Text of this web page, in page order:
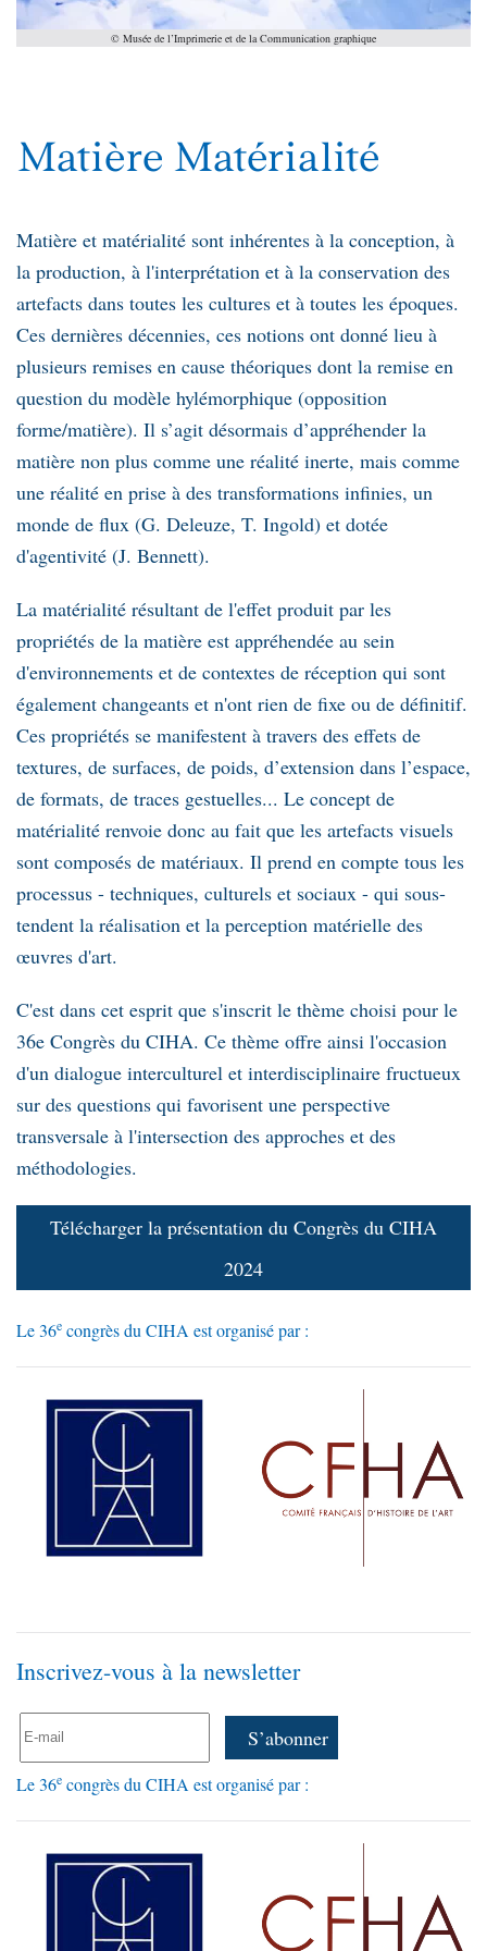
© Musée de l’Imprimerie et de la Communication graphique
Matière Matérialité
Matière et matérialité sont inhérentes à la conception, à
la production, à l'interprétation et à la conservation des
artefacts dans toutes les cultures et à toutes les époques.
Ces dernières décennies, ces notions ont donné lieu à
plusieurs remises en cause théoriques dont la remise en
question du modèle hylémorphique (opposition
forme/matière). Il s’agit désormais d’appréhender la
matière non plus comme une réalité inerte, mais comme
une réalité en prise à des transformations infinies, un
monde de flux (G. Deleuze, T. Ingold) et dotée
d'agentivité (J. Bennett).
La matérialité résultant de l'effet produit par les
propriétés de la matière est appréhendée au sein
d'environnements et de contextes de réception qui sont
également changeants et n'ont rien de fixe ou de définitif.
Ces propriétés se manifestent à travers des effets de
textures, de surfaces, de poids, d’extension dans l’espace,
de formats, de traces gestuelles... Le concept de
matérialité renvoie donc au fait que les artefacts visuels
sont composés de matériaux. Il prend en compte tous les
processus - techniques, culturels et sociaux - qui sous-
tendent la réalisation et la perception matérielle des
œuvres d'art.
C'est dans cet esprit que s'inscrit le thème choisi pour le
36e Congrès du CIHA. Ce thème offre ainsi l'occasion
d'un dialogue interculturel et interdisciplinaire fructueux
sur des questions qui favorisent une perspective
transversale à l'intersection des approches et des
méthodologies.
Télécharger la présentation du Congrès du CIHA
2024
Le 36e congrès du CIHA est organisé par :
Inscrivez-vous à la newsletter
Le 36e congrès du CIHA est organisé par :